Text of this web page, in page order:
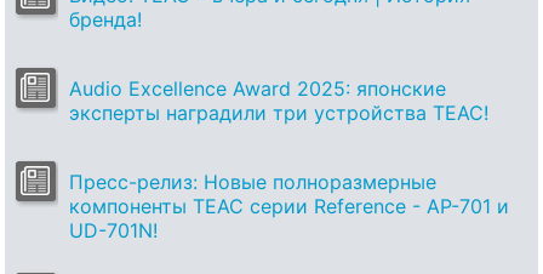
бренда!
Audio Excellence Award 2025: японские
эксперты наградили три устройства TEAC!
Пресс-релиз: Новые полноразмерные
компоненты TEAC серии Reference - AP-701 и
UD-701N!